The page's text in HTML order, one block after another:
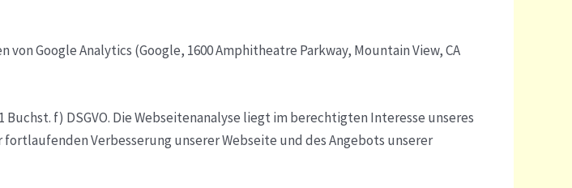
Google Analytics (Google, 1600 Amphitheatre Parkway, Mountain View, CA
f) DSGVO. Die Webseitenanalyse liegt im berechtigten Interesse unseres
Verbesserung unserer Webseite und des Angebots unserer